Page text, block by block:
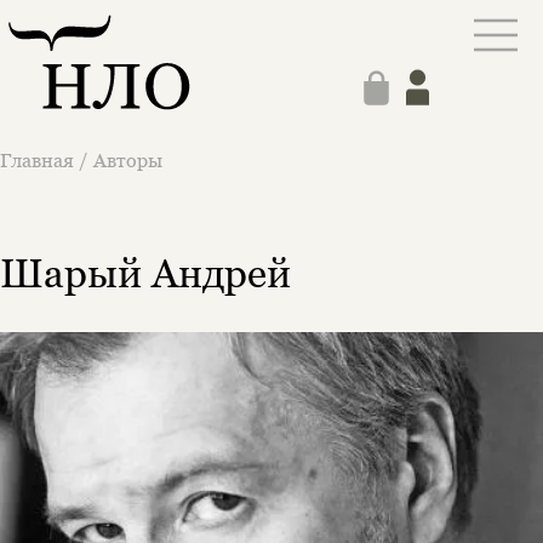
Главная / Авторы
Шарый Андрей